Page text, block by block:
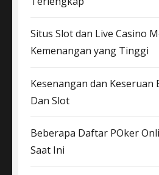
Situs Slot dan Live Casino
Kemenangan yang Tinggi
Kesenangan dan Keseruan
Dan Slot
Beberapa Daftar POker
Saat Ini